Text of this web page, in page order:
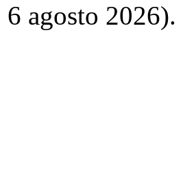
agosto 2026).